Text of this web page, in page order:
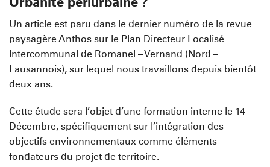
Urbanité périurbaine ?
Un article est paru dans le dernier numéro de la revue
paysagère Anthos sur le Plan Directeur Localisé
Intercommunal de Romanel – Vernand (Nord –
Lausannois), sur lequel nous travaillons depuis bientôt
deux ans.
Cette étude sera l’objet d’une formation interne le 14
Décembre, spécifiquement sur l’intégration des
objectifs environnementaux comme éléments
fondateurs du projet de territoire.